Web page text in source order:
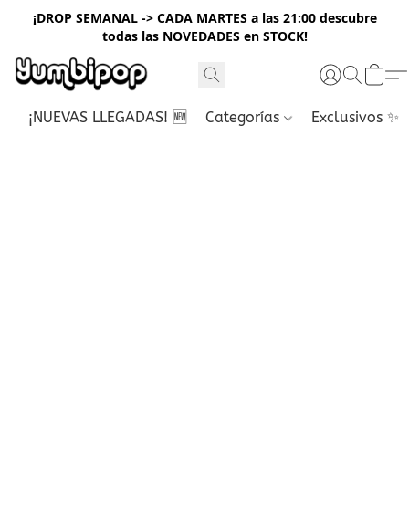
¡DROP SEMANAL -> CADA MARTES a las 21:00 descubre
todas las NOVEDADES en STOCK!
¡NUEVAS LLEGADAS! 🆕 Categorías Exclusivos ✨